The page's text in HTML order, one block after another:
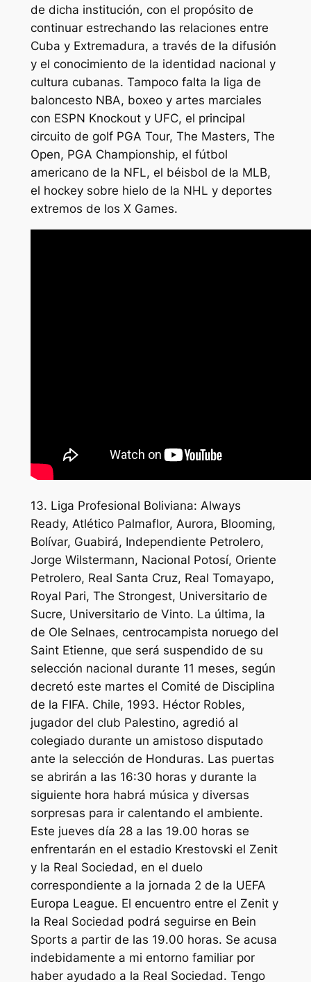
de dicha institución, con el propósito de
continuar estrechando las relaciones entre
Cuba y Extremadura, a través de la difusión
y el conocimiento de la identidad nacional y
cultura cubanas. Tampoco falta la liga de
baloncesto NBA, boxeo y artes marciales
con ESPN Knockout y UFC, el principal
circuito de golf PGA Tour, The Masters, The
Open, PGA Championship, el fútbol
americano de la NFL, el béisbol de la MLB,
el hockey sobre hielo de la NHL y deportes
extremos de los X Games.
13. Liga Profesional Boliviana: Always
Ready, Atlético Palmaflor, Aurora, Blooming,
Bolívar, Guabirá, Independiente Petrolero,
Jorge Wilstermann, Nacional Potosí, Oriente
Petrolero, Real Santa Cruz, Real Tomayapo,
Royal Pari, The Strongest, Universitario de
Sucre, Universitario de Vinto. La última, la
de Ole Selnaes, centrocampista noruego del
Saint Etienne, que será suspendido de su
selección nacional durante 11 meses, según
decretó este martes el Comité de Disciplina
de la FIFA. Chile, 1993. Héctor Robles,
jugador del club Palestino, agredió al
colegiado durante un amistoso disputado
ante la selección de Honduras. Las puertas
se abrirán a las 16:30 horas y durante la
siguiente hora habrá música y diversas
sorpresas para ir calentando el ambiente.
Este jueves día 28 a las 19.00 horas se
enfrentarán en el estadio Krestovski el Zenit
y la Real Sociedad, en el duelo
correspondiente a la jornada 2 de la UEFA
Europa League. El encuentro entre el Zenit y
la Real Sociedad podrá seguirse en Bein
Sports a partir de las 19.00 horas. Se acusa
indebidamente a mi entorno familiar por
haber ayudado a la Real Sociedad. Tengo